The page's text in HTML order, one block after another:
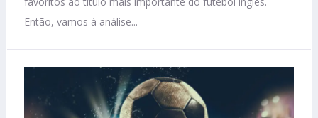
Então, vamos à análise...